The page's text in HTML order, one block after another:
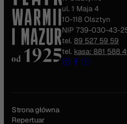
ul. 1 Maja 4
10-118 Olsztyn
NIP 739-030-43-
tel. 89 527 59 59
tel. kasa: 881 588
Strona główna
Repertuar